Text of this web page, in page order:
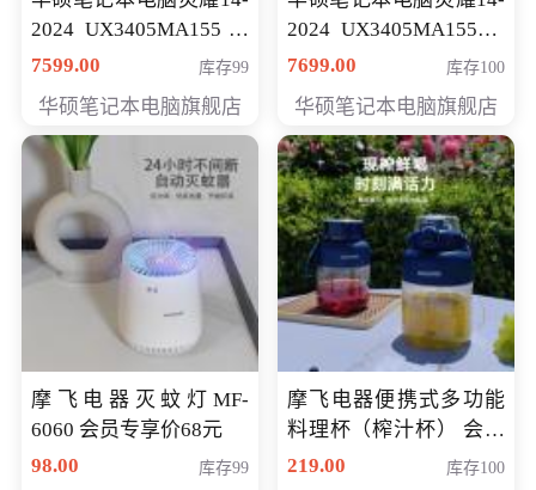
2024 UX3405MA155冰
川银 oled 智慧轻薄本 会
7599.00 库存99
华硕笔记本电脑旗舰店
2024 UX3405MA155夜
空蓝 oled 智慧轻薄本 会
7699.00 库存100
华硕笔记本电脑旗舰店
摩飞电器灭蚊灯MF-
6060 会员专享价68元
98.00
库存99
摩飞电器便携式多功能
料理杯（榨汁杯） 会员
专享价118元
219.00 库存100